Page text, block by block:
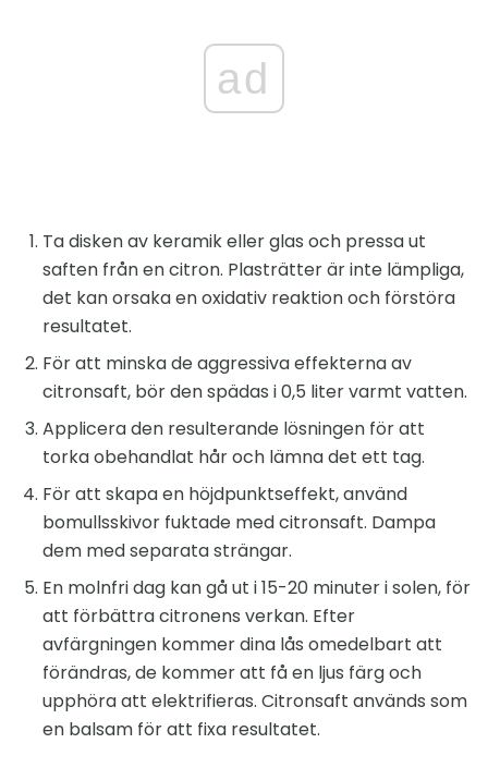
ad
Ta disken av keramik eller glas och pressa ut
saften från en citron. Plasträtter är inte lämpliga,
det kan orsaka en oxidativ reaktion och förstöra
resultatet.
För att minska de aggressiva effekterna av
citronsaft, bör den spädas i 0,5 liter varmt vatten.
Applicera den resulterande lösningen för att
torka obehandlat hår och lämna det ett tag.
För att skapa en höjdpunktseffekt, använd
bomullsskivor fuktade med citronsaft. Dampa
dem med separata strängar.
En molnfri dag kan gå ut i 15-20 minuter i solen, för
att förbättra citronens verkan. Efter
avfärgningen kommer dina lås omedelbart att
förändras, de kommer att få en ljus färg och
upphöra att elektrifieras. Citronsaft används som
en balsam för att fixa resultatet.